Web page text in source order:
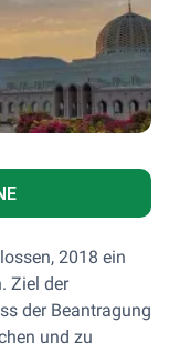
2018 ein
Ziel der
der Beantragung
und zu